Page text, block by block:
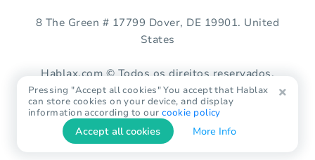
8 The Green # 17799 Dover, DE 19901. United
States
Hablax.com © Todos os direitos reservados.
Pressing "Accept all cookies" You accept that Hablax
can store cookies on your device, and display
information according to ourcookie policy
Accept all cookies More Info